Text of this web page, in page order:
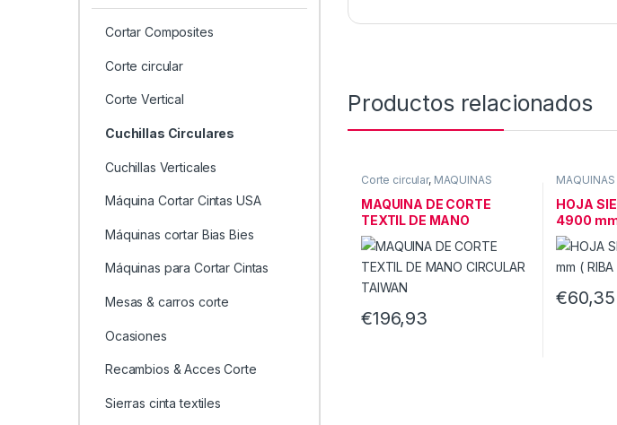
Productos relacionados
Corte circular, MAQUINAS
CORTE TEXTIL
MAQUINA DE CORTE
TEXTIL DE MANO
CIRCULAR TAIWAN
€196,93
MAQUINAS
HOJA
4900 mm
€60,35
Cortar Composites
Corte circular
Corte Vertical
Cuchillas Circulares
Cuchillas Verticales
Máquina Cortar Cintas USA
Máquinas cortar Bias Bies
Máquinas para Cortar Cintas
Mesas & carros corte
Ocasiones
Recambios & Acces Corte
Sierras cinta textiles